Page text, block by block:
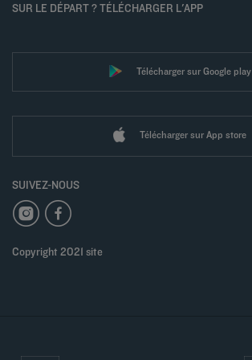
SUR LE DÉPART ? TÉLÉCHARGER L'APP
Télécharger sur Google play
Télécharger sur App store
SUIVEZ-NOUS
Copyright 2021 site